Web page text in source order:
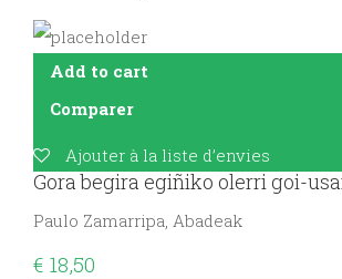
Add to cart
Comparer
Ajouter à la liste d’envies
Gora begira egiñiko olerri goi-
Paulo Zamarripa, Abadeak
€ 18,50